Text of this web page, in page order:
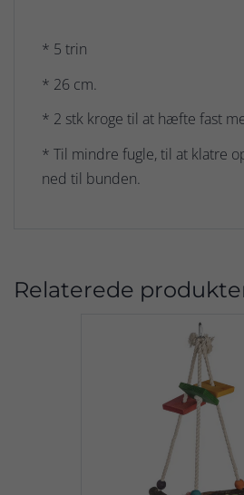
* 5 trin
* 26 cm.
* 2 stk kroge til at hæfte fast
* Til mindre fugle, til at klatre
ned til bunden.
Relaterede